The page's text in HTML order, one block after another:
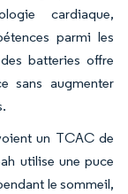
cardiaque,
parmi les
batteries offre
sans augmenter
un TCAC de
utilise une puce
le sommeil,